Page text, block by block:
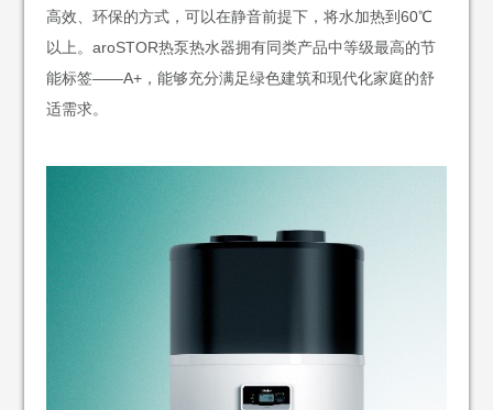
高效、环保的方式，可以在静音前提下，将水加热到60℃
以上。aroSTOR热泵热水器拥有同类产品中等级最高的节
能标签——A+，能够充分满足绿色建筑和现代化家庭的舒
适需求。